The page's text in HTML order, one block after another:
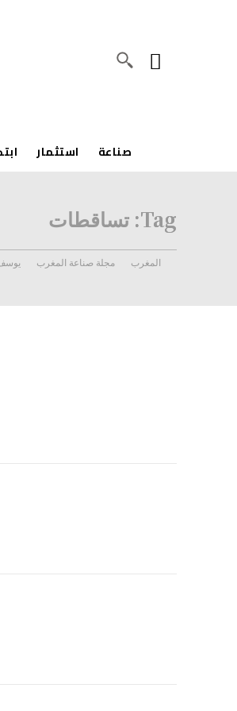
صناعة استثمار
Tag: تساقطات
المغرب مجلة صناعة المغرب